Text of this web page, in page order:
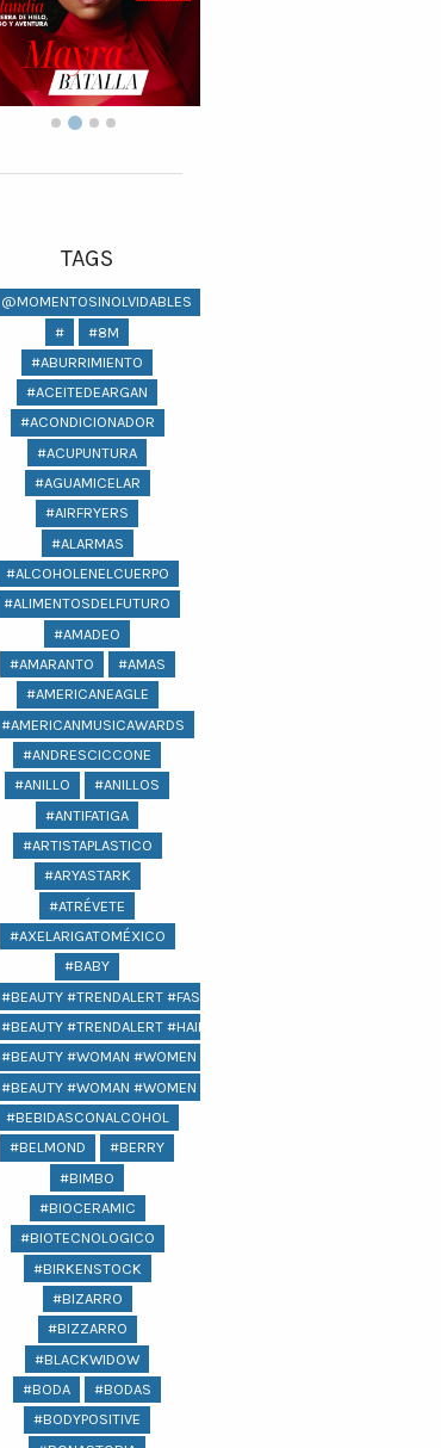
TAGS
@MOMENTOSINOLVIDABLES
#
#8M
#ABURRIMIENTO
#ACEITEDEARGAN
#ACONDICIONADOR
#ACUPUNTURA
#AGUAMICELAR
#AIRFRYERS
#ALARMAS
#ALCOHOLENELCUERPO
#ALIMENTOSDELFUTURO
#AMADEO
#AMARANTO
#AMAS
#AMERICANEAGLE
#AMERICANMUSICAWARDS
#ANDRESCICCONE
#ANILLO
#ANILLOS
#ANTIFATIGA
#ARTISTAPLASTICO
#ARYASTARK
#ATRÉVETE
#AXELARIGATOMÉXICO
#BABY
#BEAUTY #TRENDALERT #FASHION
#BEAUTY #TRENDALERT #HAIR #FASHION
#BEAUTY #WOMAN #WOMEN @LIFESTYLE #
#BEAUTY #WOMAN #WOMEN #LIFESTYLE #COMPRAS
#BEBIDASCONALCOHOL
#BELMOND
#BERRY
#BIMBO
#BIOCERAMIC
#BIOTECNOLOGICO
#BIRKENSTOCK
#BIZARRO
#BIZZARRO
#BLACKWIDOW
#BODA
#BODAS
#BODYPOSITIVE